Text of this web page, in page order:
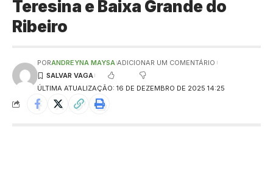
Teresina e Baixa Grande do
Ribeiro
ÚLTIMA ATUALIZAÇÃO: 16 DE DEZEMBRO DE 2025 14:25
PORANDREYNA MAYSA ADICIONAR UM COMENTÁRIO